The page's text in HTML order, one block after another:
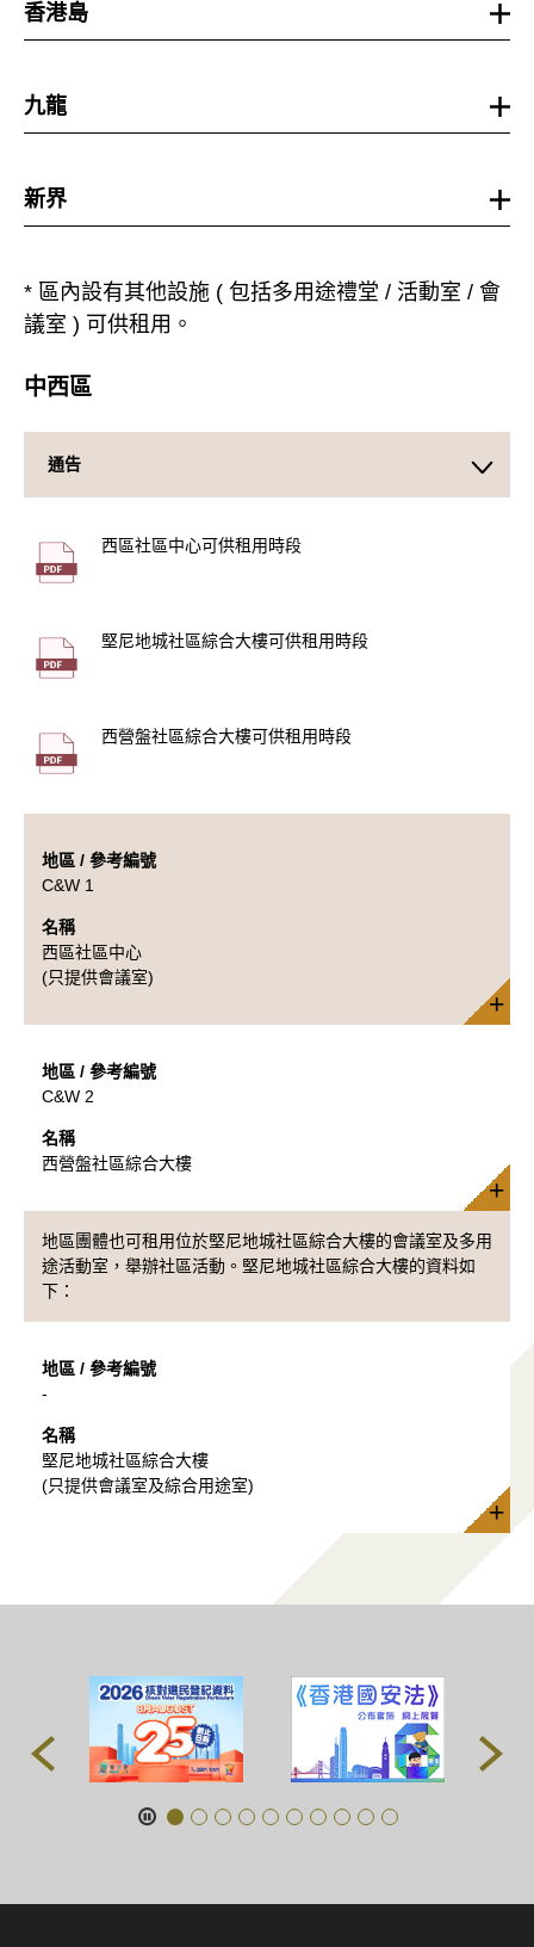
香港島
九龍
新界
* 區內設有其他設施 ( 包括多用途禮堂 / 活動室 / 會
議室 ) 可供租用。
中西區
通告
西區社區中心可供租用時段
堅尼地城社區綜合大樓可供租用時段
西營盤社區綜合大樓可供租用時段
地區 / 參考編號
C&W 1
名稱
西區社區中心
(只提供會議室)
地區 / 參考編號
C&W 2
名稱
西營盤社區綜合大樓
地區團體也可租用位於堅尼地城社區綜合大樓的會議室及多用
途活動室，舉辦社區活動。堅尼地城社區綜合大樓的資料如
下：
地區 / 參考編號
-
名稱
堅尼地城社區綜合大樓
(只提供會議室及綜合用途室)